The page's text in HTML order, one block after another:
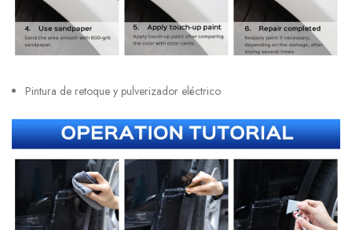
Pintura de retoque y pulverizador eléctrico